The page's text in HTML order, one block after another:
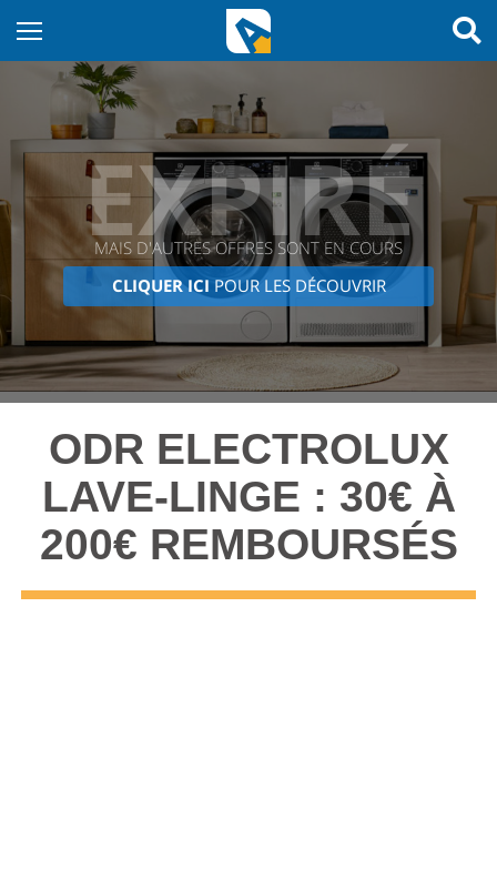
EXPIRÉ
MAIS D'AUTRES OFFRES SONT EN COURS
CLIQUER ICI POUR LES DÉCOUVRIR
ODR ELECTROLUX
LAVE-LINGE : 30€ À
200€ REMBOURSÉS